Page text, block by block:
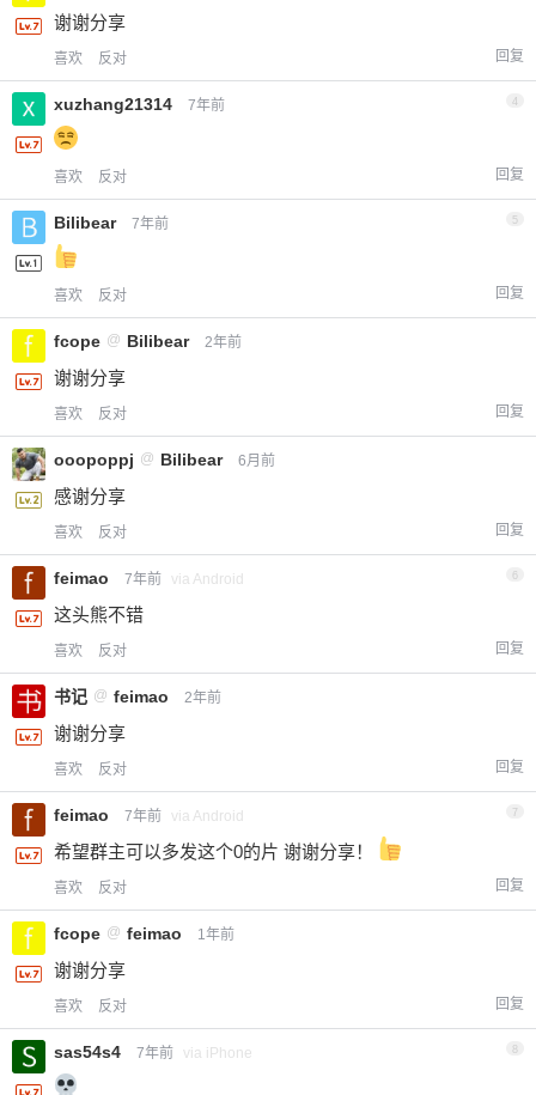
谢谢分享
喜欢 反对 回复
xuzhang21314 7年前 4
喜欢 反对 回复
Bilibear 7年前 5
喜欢 反对 回复
fcope @ Bilibear 2年前
谢谢分享
喜欢 反对 回复
ooopoppj @ Bilibear 6月前
感谢分享
喜欢 反对 回复
feimao 7年前 via Android 6
这头熊不错
喜欢 反对 回复
书记 @ feimao 2年前
谢谢分享
喜欢 反对 回复
feimao 7年前 via Android 7
希望群主可以多发这个0的片 谢谢分享！
喜欢 反对 回复
fcope @ feimao 1年前
谢谢分享
喜欢 反对 回复
sas54s4 7年前 via iPhone